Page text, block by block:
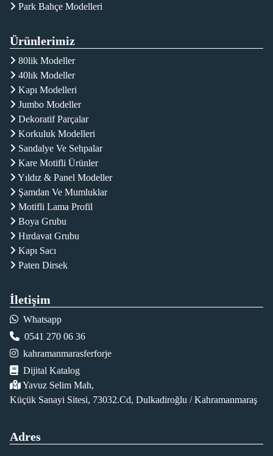
Park Bahçe Modelleri
Ürünlerimiz
80lik Modeller
40lık Modeller
Kapı Modelleri
Jumbo Modeller
Dekoratif Parçalar
Korkuluk Modelleri
Sandalye Ve Sehpalar
Kare Motifli Ürünler
Yıldız & Panel Modeller
Şamdan Ve Mumluklar
Motifli Lama Profil
Boya Grubu
Hırdavat Grubu
Kapı Sacı
Paten Dirsek
İletişim
Whatsapp
0541 270 06 36
kahramanmarasferforje
Dijital Katalog
Yavuz Selim Mah,
Küçük Sanayi Sitesi, 73032.Cd, Dulkadiroğlu / Kahramanmaraş
Adres